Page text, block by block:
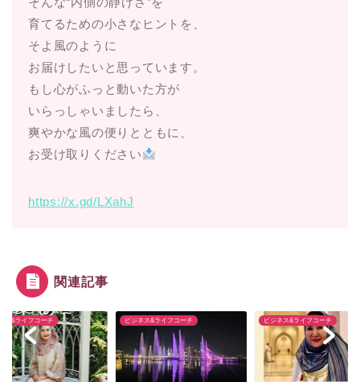
育てるための小さなヒントを、
そよ風のように
お届けしたいと思っています。
もし心がふっと動いた方が
いらっしゃいましたら、
爽やかな風の便りとともに、
お受け取りください
https://x.gd/LXahJ
関連記事
ス&ライフコーチ ビジネス&ライフコーチ ビジネス&ライフコーチ